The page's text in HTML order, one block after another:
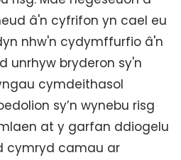
â'n cyfrifon yn cael eu
nhw'n cydymffurfio â'n
unrhyw bryderon sy'n
cymdeithasol
sy’n wynebu risg
at y garfan ddiogelu
cymryd camau ar